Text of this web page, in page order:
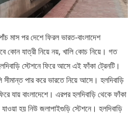
মাস পর দেশে ফিরল ভারত-বাংলাদেশ
কোন যাত্রী নিয়ে নয়, খালি কোচ নিয়ে। গত
স্টেশনে ফিরে আসে এই ফাঁকা ট্রেনটি।
সীমান্ত পার করে ভারতে নিয়ে আসে। হলদিবাড়ি
যায় বাংলাদেশে। এরপর হলদিবাড়ি থেকে ফাঁকা
যাওয়া হয় নিউ জলাপাইগুড়ি স্টেশনে। হলদিবাড়ি